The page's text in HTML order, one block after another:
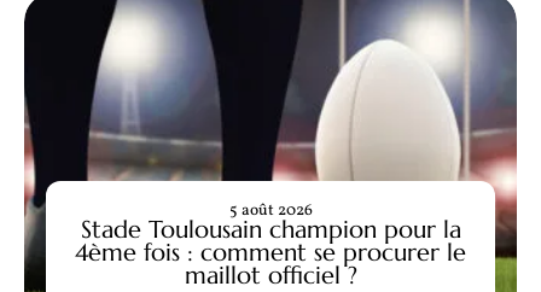
Stade Toulousain champion pour la
4ème fois : comment se procurer le
maillot officiel ?
5 août 2026